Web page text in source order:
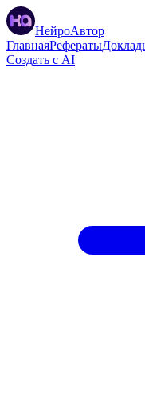
НейроАвтор
ГлавнаяРефераты
Создать с AI